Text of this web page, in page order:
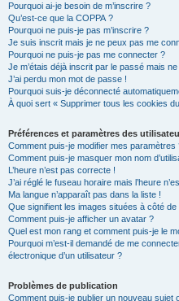
Pourquoi ai-je besoin de m’inscrire ?
Qu’est-ce que la COPPA ?
Pourquoi ne puis-je pas m’inscrire ?
Je suis inscrit mais je ne peux pas me
Pourquoi ne puis-je pas me connecter ?
Je m’étais déjà inscrit par le passé mais
J’ai perdu mon mot de passe !
Pourquoi suis-je déconnecté
À quoi sert « Supprimer tous les cookies
Préférences et paramètres des
Comment puis-je modifier mes paramètres
Comment puis-je masquer mon nom
L’heure n’est pas correcte !
J’ai réglé le fuseau horaire mais l’heure
Ma langue n’apparaît pas dans la liste !
Que signifient les images situées à côté de
Comment puis-je afficher un avatar ?
Quel est mon rang et comment puis-je le
Pourquoi m’est-il demandé de me
électronique d’un utilisateur ?
Problèmes de publication
Comment puis-je publier un nouveau sujet